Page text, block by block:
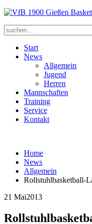
Start
News
Allgemein
Jugend
Herren
Mannschaften
Training
Service
Kontakt
Home
News
Allgemein
Rollstuhlbasketball-
21 Mai2013